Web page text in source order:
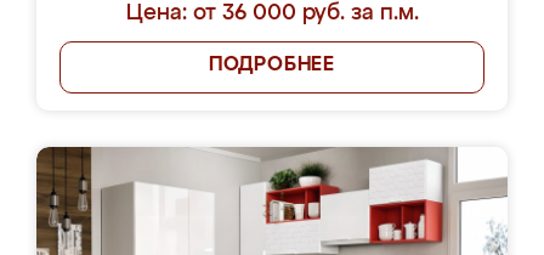
Цена: от 36 000 руб. за п.м.
ПОДРОБНЕЕ